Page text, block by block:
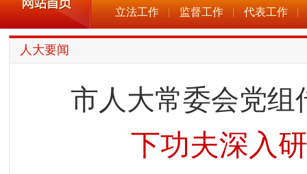
立法工作
监督工作 代表工作
人大要闻
市人大常委会党组
下功夫深入